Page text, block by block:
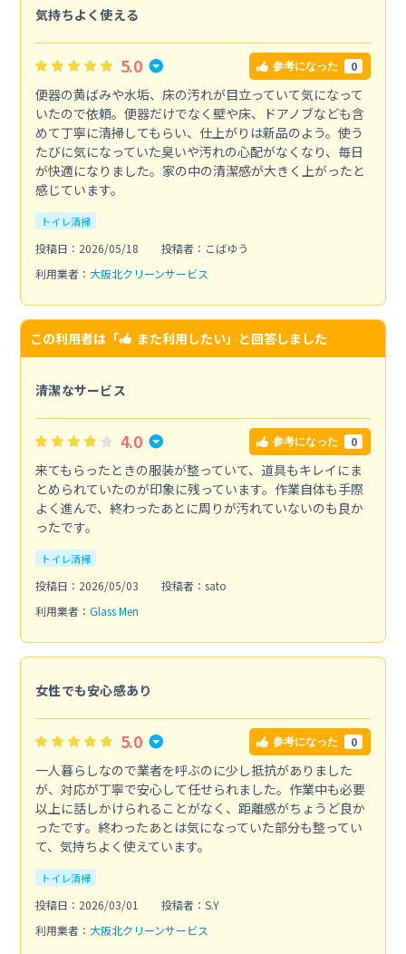
気持ちよく使える
5.0 参考になった 0
便器の黄ばみや水垢、床の汚れが目立っていて気になって
いたので依頼。便器だけでなく壁や床、ドアノブなども含
めて丁寧に清掃してもらい、仕上がりは新品のよう。使う
たびに気になっていた臭いや汚れの心配がなくなり、毎日
が快適になりました。家の中の清潔感が大きく上がったと
感じています。
トイレ清掃
投稿日：2026/05/18
投稿者：こばゆう
利用業者： 大阪北クリーンサービス
この利用者は「 また利用したい」と回答しました
清潔なサービス
4.0 参考になった 0
来てもらったときの服装が整っていて、道具もキレイにま
とめられていたのが印象に残っています。作業自体も手際
よく進んで、終わったあとに周りが汚れていないのも良か
ったです。
トイレ清掃
投稿日：2026/05/03
投稿者：sato
利用業者： Glass Men
女性でも安心感あり
5.0 参考になった 0
一人暮らしなので業者を呼ぶのに少し抵抗がありました
が、対応が丁寧で安心して任せられました。作業中も必要
以上に話しかけられることがなく、距離感がちょうど良か
ったです。終わったあとは気になっていた部分も整ってい
て、気持ちよく使えています。
トイレ清掃
投稿日：2026/03/01
投稿者：S.Y
利用業者： 大阪北クリーンサービス